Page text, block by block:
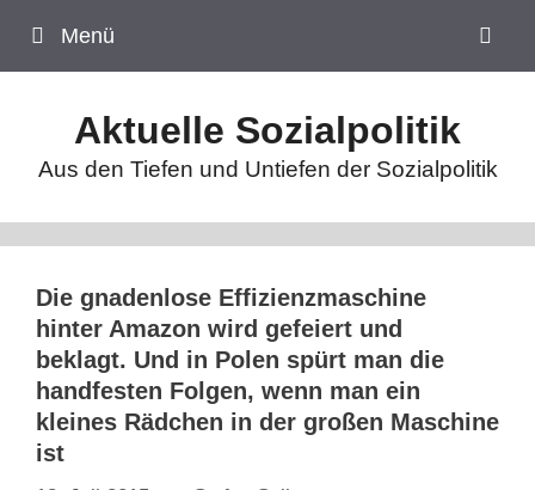
Inhalt
springen
Menü
Aktuelle Sozialpolitik
Aus den Tiefen und Untiefen der Sozialpolitik
Die gnadenlose Effizienzmaschine
hinter Amazon wird gefeiert und
beklagt. Und in Polen spürt man die
handfesten Folgen, wenn man ein
kleines Rädchen in der großen Maschine
ist